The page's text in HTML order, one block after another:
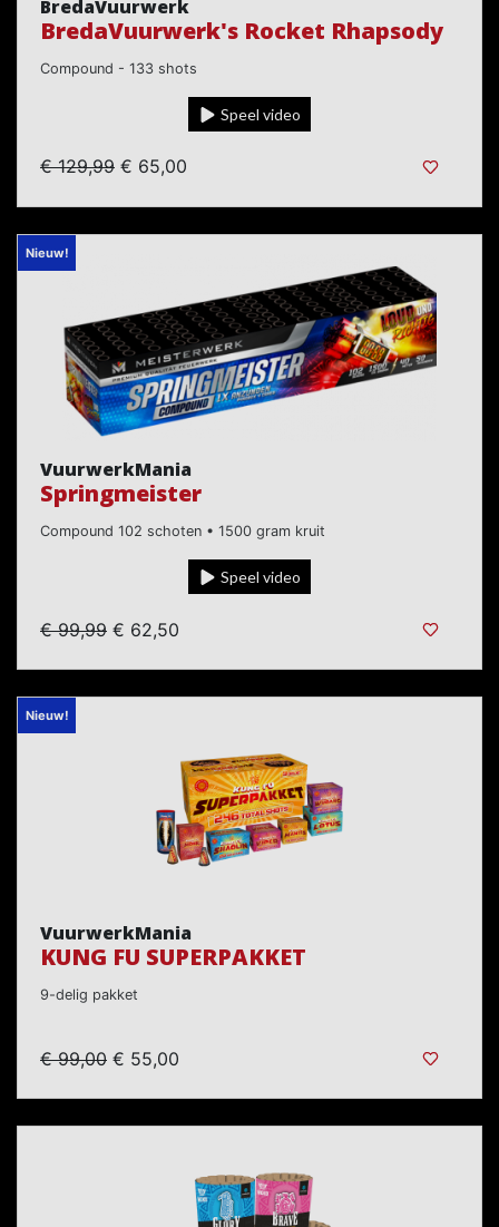
BredaVuurwerk
BredaVuurwerk's Rocket Rhapsody
Compound - 133 shots
Speel video
€ 129,99 € 65,00
Nieuw!
VuurwerkMania
Springmeister
Compound 102 schoten • 1500 gram kruit
Speel video
€ 99,99 € 62,50
Nieuw!
VuurwerkMania
KUNG FU SUPERPAKKET
9-delig pakket
€ 99,00 € 55,00